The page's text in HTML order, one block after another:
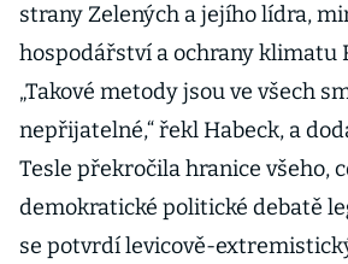
strany Zelených a jejího lídra,
hospodářství a ochrany klimatu
„Takové metody jsou ve všech
nepřijatelné,“ řekl Habeck, a
Tesle překročila hranice všeho,
demokratické politické debatě
se potvrdí levicově-